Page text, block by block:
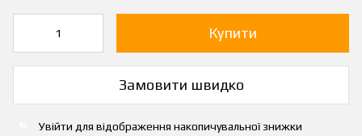
Купити
Замовити швидко
Увійти для відображення накопичувальної знижки